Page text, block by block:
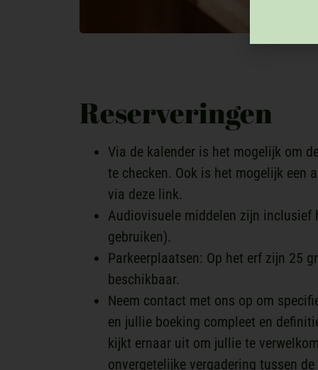
Reserveringen
Via de kalender is het mogelijk om
te checken. Ook is het mogelijk een
via deze link.
Audiovisuele middelen zijn
gebruiken).
Parkeerplaatsen: Op het erf zijn 25
beschikbaar.
Neem contact met ons op om
en jullie boeking compleet en
kijkt ernaar uit om jullie te
onvergetelijke vergadering tussen de